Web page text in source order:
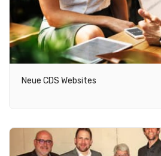
Neue CDS Websites